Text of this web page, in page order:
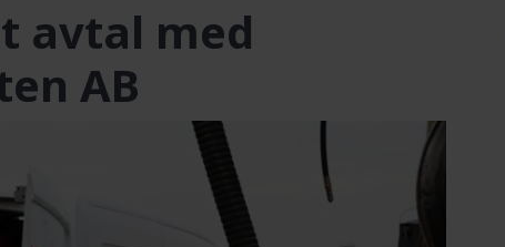
avtal med
AB